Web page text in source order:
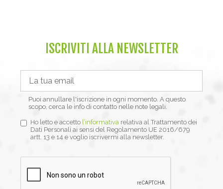
ISCRIVITI ALLA NEWSLETTER
Puoi annullare l'iscrizione in ogni momento. A questo
scopo, cerca le info di contatto nelle note legali.
Ho letto e accetto l’informativa relativa al Trattamento dei
Dati Personali ai sensi del Regolamento UE 2016/679
artt. 13 e 14 e voglio iscrivermi alla newsletter.